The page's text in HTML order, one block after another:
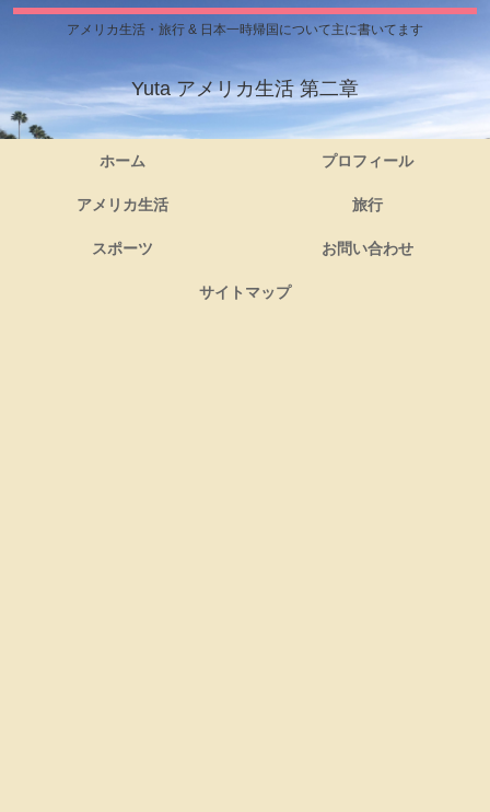
アメリカ生活・旅行 & 日本一時帰国について主に書いてます
Yuta アメリカ生活 第二章
ホーム プロフィール
アメリカ生活 旅行
スポーツ お問い合わせ
サイトマップ